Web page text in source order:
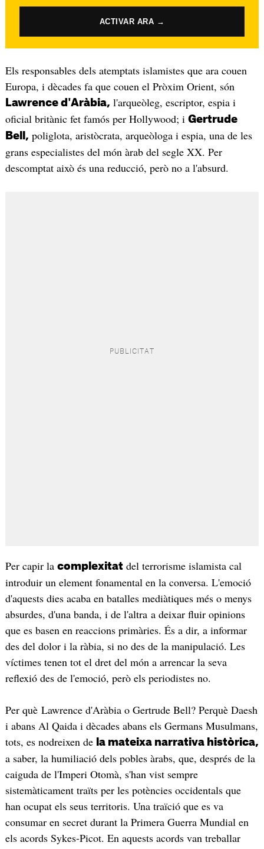
ACTIVAR ARA →
Els responsables dels atemptats islamistes que ara couen
Europa, i dècades fa que couen el Pròxim Orient, són
Lawrence d'Aràbia, l'arqueòleg, escriptor, espia i
oficial britànic fet famós per Hollywood; i Gertrude
Bell, poliglota, aristòcrata, arqueòloga i espia, una de les
grans especialistes del món àrab del segle XX. Per
descomptat això és una reducció, però no a l'absurd.
Per capir la complexitatdel terrorisme islamista cal
introduir un element fonamental en la conversa. L'emoció
d'aquests dies acaba en batalles mediàtiques més o menys
absurdes, d'una banda, i de l'altra a deixar fluir opinions
que es basen en reaccions primàries. És a dir, a informar
des del dolor i la ràbia, si no des de la manipulació. Les
víctimes tenen tot el dret del món a arrencar la seva
reflexió des de l'emoció, però els periodistes no.
Per què Lawrence d'Aràbia o Gertrude Bell? Perquè Daesh
i abans Al Qaida i dècades abans els Germans Musulmans,
tots, es nodreixen de la mateixa narrativa històrica,
a saber, la humiliació dels pobles àrabs, que, després de la
caiguda de l'Imperi Otomà, s'han vist sempre
sistemàticament traïts per les potències occidentals que
han ocupat els seus territoris. Una traïció que es va
consumar en secret durant la Primera Guerra Mundial en
els acords Sykes-Picot. En aquests acords van treballar